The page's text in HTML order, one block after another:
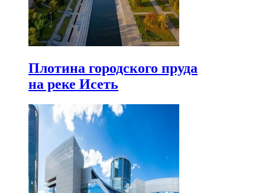
Плотина городского пруда
на реке Исеть